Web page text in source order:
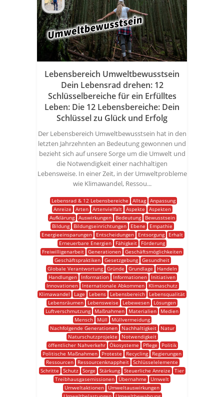
Lebensbereich Umweltbewusstsein
Dein Lebensrad drehen: 12
Schlüsselbereiche für ein Erfülltes
Leben: Die 12 Lebensbereiche: Dein
Schlüssel zu Glück und Erfolg
Der Lebensbereich Umweltbewusstsein hat in den
letzten Jahrzehnten an Bedeutung gewonnen und
bezieht sich auf unsere Sorge um die Umwelt und
die Notwendigkeit einer nachhaltigen
Lebensweise. In einer Zeit, in der Umweltprobleme
wie Klimawandel, Ressou...
Lebensrad & 12 Lebensbereiche Alltag
Anpassung
Anreize
Arten Artenvielfalt Aspekte
Aspekten
Aufklärung
Auswirkungen Bedeutung
Bewusstsein
Bildung
Bildungseinrichtungen Ebene
Empathie
Energieeinsparungen
Entscheidungen Entsorgung
Erhalt
Erneuerbare Energien
Fähigkeit
Förderung
Freiwilligenarbeit Generationen Geschäftsmöglichkeiten
Geschäftspraktiken Gesetzgebung Gesundheit
Globale Verantwortung
Gründe Grundlage
Handeln
Handlungen
Information Informationen
Initiativen
Innovationen
Internationale Abkommen
Klimaschutz
Klimawandel
Lage Lebens Lebensbereich
Lebensqualität
Lebensräumen
Lebensweise Lebewesen
Lösungen
Luftverschmutzung
Maßnahmen Materialien
Medien
Mensch
Müll
Müllvermeidung
Nachfolgende Generationen
Nachhaltigkeit
Natur
Naturschutzprojekte
Notwendigkeit
öffentlicher Nahverkehr
Ökosysteme Pflege
Politik
Politische Maßnahmen
Proteste Recycling
Regierungen
Ressourcen
Ressourcenknappheit Schlüsselelemente
Schritte
Schutz Sorge Stärkung Steuerliche Anreize
Tier
Treibhausgasemissionen
Übernahme
Umwelt
Umweltaktionen
Umweltauswirkungen